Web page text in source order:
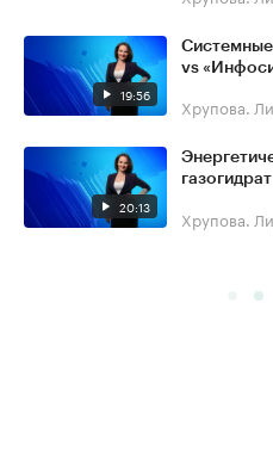
19:56
Системные
vs
Хрупова.
20:13
газогидрат
Хрупова.